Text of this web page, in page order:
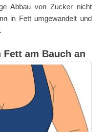
Abbau von Zucker nicht
in Fett umgewandelt und
am Bauch an